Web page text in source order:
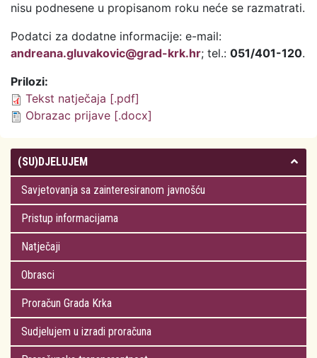
nisu podnesene u propisanom roku neće se razmatrati.
Podatci za dodatne informacije: e-mail:
andreana.gluvakovic@grad-krk.hr; tel.: 051/401-120.
Prilozi:
Tekst natječaja [.pdf]
Obrazac prijave [.docx]
(SU)DJELUJEM
Savjetovanja sa zainteresiranom javnošću
Pristup informacijama
Natječaji
Obrasci
Proračun Grada Krka
Sudjelujem u izradi proračuna